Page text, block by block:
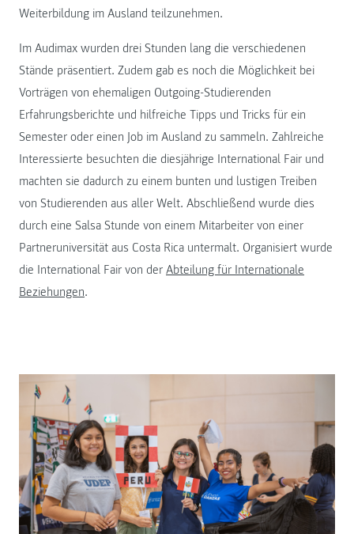
Weiterbildung im Ausland teilzunehmen.
Im Audimax wurden drei Stunden lang die verschiedenen
Stände präsentiert. Zudem gab es noch die Möglichkeit bei
Vorträgen von ehemaligen Outgoing-Studierenden
Erfahrungsberichte und hilfreiche Tipps und Tricks für ein
Semester oder einen Job im Ausland zu sammeln. Zahlreiche
Interessierte besuchten die diesjährige International Fair und
machten sie dadurch zu einem bunten und lustigen Treiben
von Studierenden aus aller Welt. Abschließend wurde dies
durch eine Salsa Stunde von einem Mitarbeiter von einer
Partneruniversität aus Costa Rica untermalt. Organisiert wurde
die International Fair von der Abteilung für Internationale
Beziehungen.